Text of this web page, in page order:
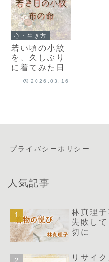
心・生き方
若い頃の小紋
を、久しぶり
に着てみた日
2026.03.16
プライバシーポリシー
人気記事
林真理子
失敗し
切に
リサイ